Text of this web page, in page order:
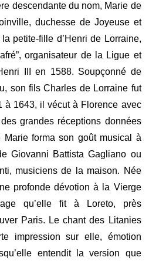
descendante du nom, Marie de
duchesse de Joyeuse et
petite-fille d’Henri de Lorraine,
organisateur de la Ligue et
III en 1588. Soupçonné de
son fils Charles de Lorraine fut
à 1643, il vécut à Florence avec
grandes réceptions données
forma son goût musical à
Giovanni Battista Gagliano ou
musiciens de la maison. Née
profonde dévotion à la Vierge
qu’elle fit à Loreto, près
Paris. Le chant des Litanies
impression sur elle, émotion
entendit la version que